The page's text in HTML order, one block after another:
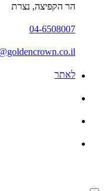
הר הקפיצה, נצרת
04-6508007
לאתר